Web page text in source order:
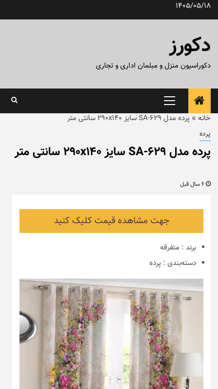
پرش1405/05/18
دکورز
دکوراسیون منزل و مبلمان اداری و تجاری
منوی
اصلی
خانه » پرده مدل SA-629 سایز ۲۹۰x۱۴۰ سانتی متر
پرده
پرده مدل SA-629 سایز ۲۹۰x۱۴۰ سانتی متر
جهت مشاهده قیمت کلیک کنید
برند : متفرقه
دسته‌بندی : پرده